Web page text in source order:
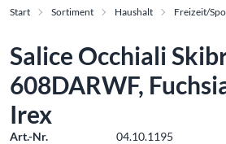
Start Sortiment Haushalt Freizeit/
Salice Occhiali
608DARWF,
Irex
Art.-Nr.
04.10.1195